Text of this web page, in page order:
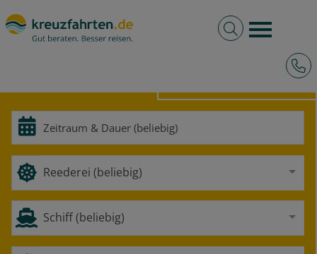
Burger
Volltextsuche
Reederei (beliebig)
Schiff (beliebig)